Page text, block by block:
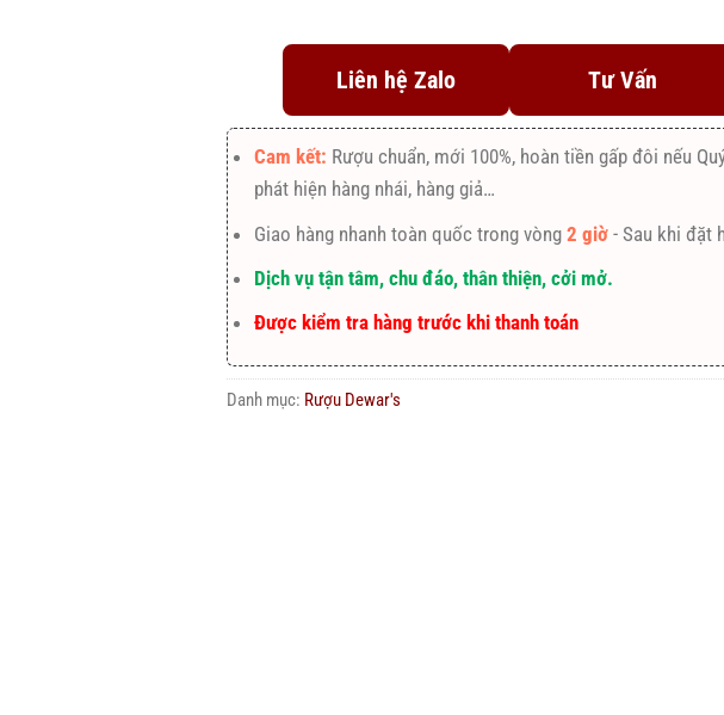
Liên hệ Zalo Tư Vấn
Cam kết: Rượu chuẩn, mới 100%, hoàn tiền gấp đôi nếu
phát hiện hàng nhái, hàng giả…
Giao hàng nhanh toàn quốc trong vòng 2 giờ- Sau khi đặt
Dịch vụ tận tâm, chu đáo, thân thiện, cởi mở.
Được kiểm tra hàng trước khi thanh toán
Danh mục: Rượu Dewar's